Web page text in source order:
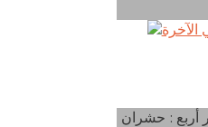
أربع : حشران